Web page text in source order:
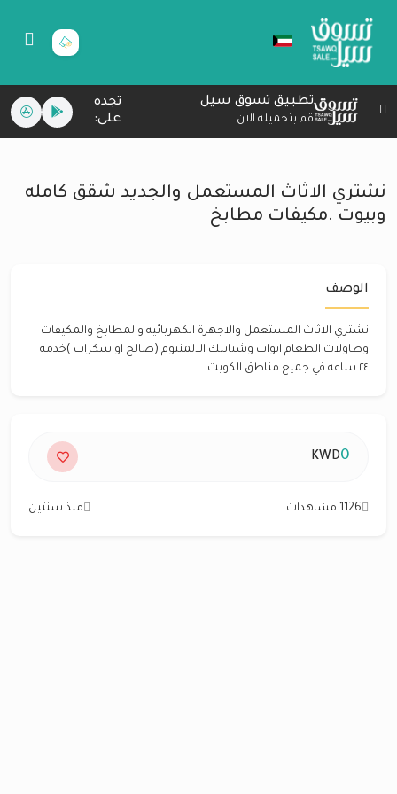
تطبيق تسوق سيل
قم بتحميله الان
تجده
على:
نشتري الاثاث المستعمل والجديد شقق كامله
وبيوت .مكيفات مطابخ
الوصف
نشتري الاثاث المستعمل والاجهزة الكهربائيه والمطابخ والمكيفات
وطاولات الطعام ابواب وشبابيك الالمنيوم (صالح او سكراب )خدمه
٢٤ ساعه في جميع مناطق الكوبت..
0
KWD
1126 مشاهدات منذ سنتين